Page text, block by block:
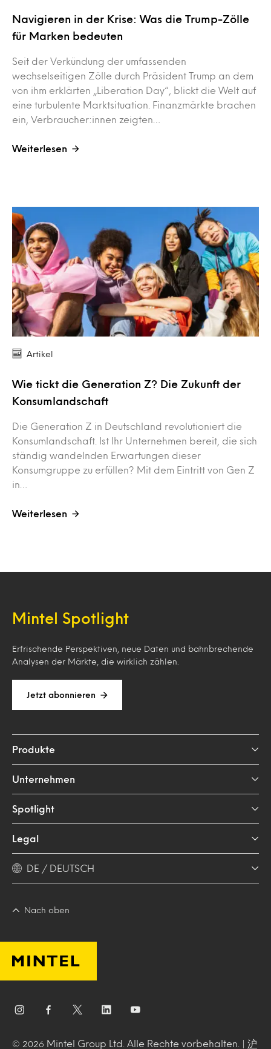
Navigieren in der Krise: Was die Trump-Zölle
für Marken bedeuten
Seit der Verkündung der umfassenden
wechselseitigen Zölle durch Präsident Trump an dem
von ihm erklärten „Liberation Day“, blickt die Welt auf
eine turbulente Marktsituation. Finanzmärkte brachen
ein, Verbraucher:innen zeigten…
Weiterlesen
Artikel
Wie tickt die Generation Z? Die Zukunft der
Konsumlandschaft
Die Generation Z in Deutschland revolutioniert die
Konsumlandschaft. Ist Ihr Unternehmen bereit, die sich
ständig wandelnden Erwartungen dieser
Konsumgruppe zu erfüllen? Mit dem Eintritt von Gen Z
in…
Weiterlesen
Mintel Spotlight
Erfrischende Perspektiven, neue Daten und bahnbrechende
Analysen der Märkte, die wirklich zählen.
Jetzt abonnieren
Produkte
Unternehmen
Spotlight
Legal
DE / DEUTSCH
Nach oben
© 2026 Mintel Group Ltd. Alle Rechte vorbehalten. | 沪